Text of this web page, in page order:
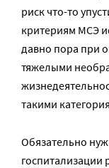
риск что-то
критериям МСЭ
давно пора при
тяжелыми
такими
Обязательно
госпитализации